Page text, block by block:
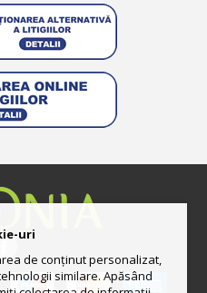
uri
de conținut personalizat,
similare. Apăsând